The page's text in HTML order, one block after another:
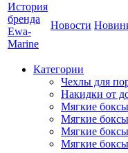
История
бренда
Ewa-
Marine
Новости
Категории
Чехлы для
Накидки от
Мягкие
Мягкие
Мягкие
Мягкие